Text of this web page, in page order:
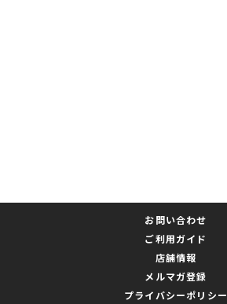
お問い合わせ
ご利用ガイド
店舗情報
メルマガ登録
プライバシーポリシー